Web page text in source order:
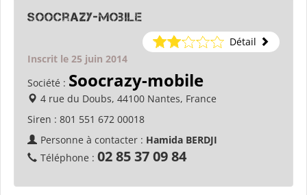
soocrazy-mobile
Détail
Inscrit le 25 juin 2014
Société : Soocrazy-mobile
4 rue du Doubs, 44100 Nantes, France
Siren : 801 551 672 00018
Personne à contacter : Hamida BERDJI
Téléphone : 02 85 37 09 84